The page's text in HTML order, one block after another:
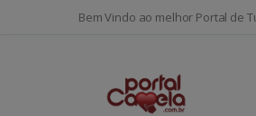
Bem Vindo ao melhor Portal de